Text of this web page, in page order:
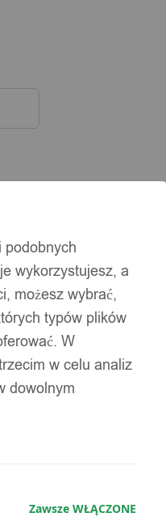
podobnych
wykorzystujesz, a
możesz wybrać,
typów plików
W
w celu analiz
dowolnym
Zawsze WŁĄCZONE